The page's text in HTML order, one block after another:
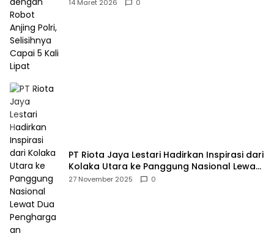
14 Maret 2026 0
PT Riota Jaya Lestari Hadirkan Inspirasi dari
Kolaka Utara ke Panggung Nasional Lewat
Dua Penghargaan Bergengsi
27 November 2025 0